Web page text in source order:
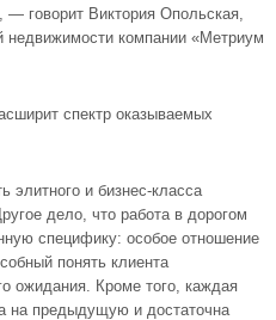
, — говорит Виктория Опольская,
недвижимости компании «Метриум
спектр оказываемых
элитного и бизнес-класса
дело, что работа в дорогом
специфику: особое отношение
понять клиента
ожидания. Кроме того, каждая
на предыдущую и достаточна